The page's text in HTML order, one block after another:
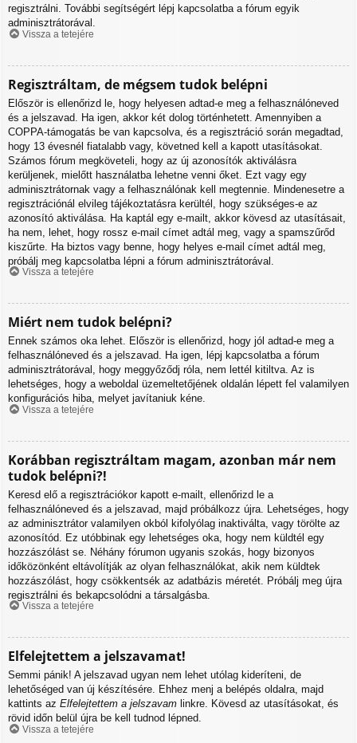
regisztrálni. További segítségért lépj kapcsolatba a fórum egyik
adminisztrátorával.
Vissza a tetejére
Regisztráltam, de mégsem tudok belépni
Először is ellenőrizd le, hogy helyesen adtad-e meg a felhasználóneved
és a jelszavad. Ha igen, akkor két dolog történhetett. Amennyiben a
COPPA-támogatás be van kapcsolva, és a regisztráció során megadtad,
hogy 13 évesnél fiatalabb vagy, követned kell a kapott utasításokat.
Számos fórum megköveteli, hogy az új azonosítók aktiválásra
kerüljenek, mielőtt használatba lehetne venni őket. Ezt vagy egy
adminisztrátornak vagy a felhasználónak kell megtennie. Mindenesetre a
regisztrációnál elvileg tájékoztatásra kerültél, hogy szükséges-e az
azonosító aktiválása. Ha kaptál egy e-mailt, akkor kövesd az utasításait,
ha nem, lehet, hogy rossz e-mail címet adtál meg, vagy a spamszűrőd
kiszűrte. Ha biztos vagy benne, hogy helyes e-mail címet adtál meg,
próbálj meg kapcsolatba lépni a fórum adminisztrátorával.
Vissza a tetejére
Miért nem tudok belépni?
Ennek számos oka lehet. Először is ellenőrizd, hogy jól adtad-e meg a
felhasználóneved és a jelszavad. Ha igen, lépj kapcsolatba a fórum
adminisztrátorával, hogy meggyőződj róla, nem lettél kitiltva. Az is
lehetséges, hogy a weboldal üzemeltetőjének oldalán lépett fel valamilyen
konfigurációs hiba, melyet javítaniuk kéne.
Vissza a tetejére
Korábban regisztráltam magam, azonban már nem
tudok belépni?!
Keresd elő a regisztrációkor kapott e-mailt, ellenőrizd le a
felhasználóneved és a jelszavad, majd próbálkozz újra. Lehetséges, hogy
az adminisztrátor valamilyen okból kifolyólag inaktiválta, vagy törölte az
azonosítód. Ez utóbbinak egy lehetséges oka, hogy nem küldtél egy
hozzászólást se. Néhány fórumon ugyanis szokás, hogy bizonyos
időközönként eltávolítják az olyan felhasználókat, akik nem küldtek
hozzászólást, hogy csökkentsék az adatbázis méretét. Próbálj meg újra
regisztrálni és bekapcsolódni a társalgásba.
Vissza a tetejére
Elfelejtettem a jelszavamat!
Semmi pánik! A jelszavad ugyan nem lehet utólag kideríteni, de
lehetőséged van új készítésére. Ehhez menj a belépés oldalra, majd
kattints az Elfelejtettem a jelszavam linkre. Kövesd az utasításokat, és
rövid időn belül újra be kell tudnod lépned.
Vissza a tetejére